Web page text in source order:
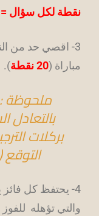
نقطة لكل سؤال
3- اقصي حد من
مباراة (20 نقطة ).
ملحوظة ::
بالتعادل
بركلات
التوقع
4- يحتفظ كل فائز
والتي تؤهله